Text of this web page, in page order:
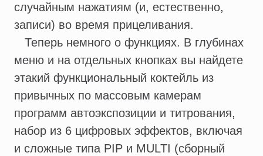
случайным нажатиям (и, естественно,
записи) во время прицеливания.
Теперь немного о функциях. В глубинах
меню и на отдельных кнопках вы найдете
этакий функциональный коктейль из
привычных по массовым камерам
программ автоэкспозиции и титрования,
набор из 6 цифровых эффектов, включая
и сложные типа PIP и MULTI (сборный